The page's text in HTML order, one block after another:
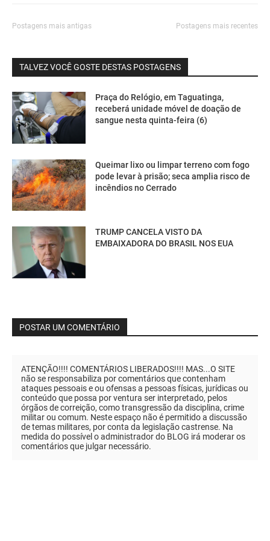
Postagens mais antigas Postagens mais recentes
TALVEZ VOCÊ GOSTE DESTAS POSTAGENS
Praça do Relógio, em Taguatinga,
receberá unidade móvel de doação de
sangue nesta quinta-feira (6)
Queimar lixo ou limpar terreno com fogo
pode levar à prisão; seca amplia risco de
incêndios no Cerrado
TRUMP CANCELA VISTO DA
EMBAIXADORA DO BRASIL NOS EUA
POSTAR UM COMENTÁRIO
ATENÇÃO!!!! COMENTÁRIOS LIBERADOS!!!! MAS...O SITE
não se responsabiliza por comentários que contenham
ataques pessoais e ou ofensas a pessoas físicas, jurídicas ou
conteúdo que possa por ventura ser interpretado, pelos
órgãos de correição, como transgressão da disciplina, crime
militar ou comum. Neste espaço não é permitido a discussão
de temas militares, por conta da legislação castrense. Na
medida do possível o administrador do BLOG irá moderar os
comentários que julgar necessário.